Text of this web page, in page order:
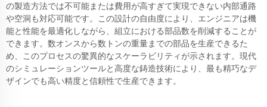
の製造方法では不可能または費用が高すぎて実現できない内部通路
や空洞も対応可能です。この設計の自由度により、エンジニアは機
能と性能を最適化しながら、組立における部品数を削減することが
できます。数オンスから数トンの重量までの部品を生産できるた
め、このプロセスの驚異的なスケーラビリティが示されます。現代
のシミュレーションツールと高度な鋳造技術により、最も精巧なデ
ザインでも高い精度と信頼性で生産できます。